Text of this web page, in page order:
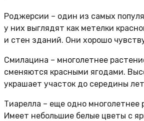
Роджерсии – один из самых
у них выглядят как метелки
и стен зданий. Они хорошо
Смилацина – многолетнее
сменяются красными ягодами.
украшает участок до середины
Тиарелла – еще одно многолетнее
Имеет небольшие белые цветы с